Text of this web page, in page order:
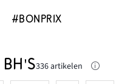
#BONPRIX
BH'S336 artikelen